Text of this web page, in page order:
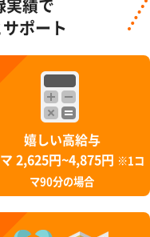
実績で
ポート
嬉しい高給与
2,625円~4,875円
※1コ
マ90分の場合